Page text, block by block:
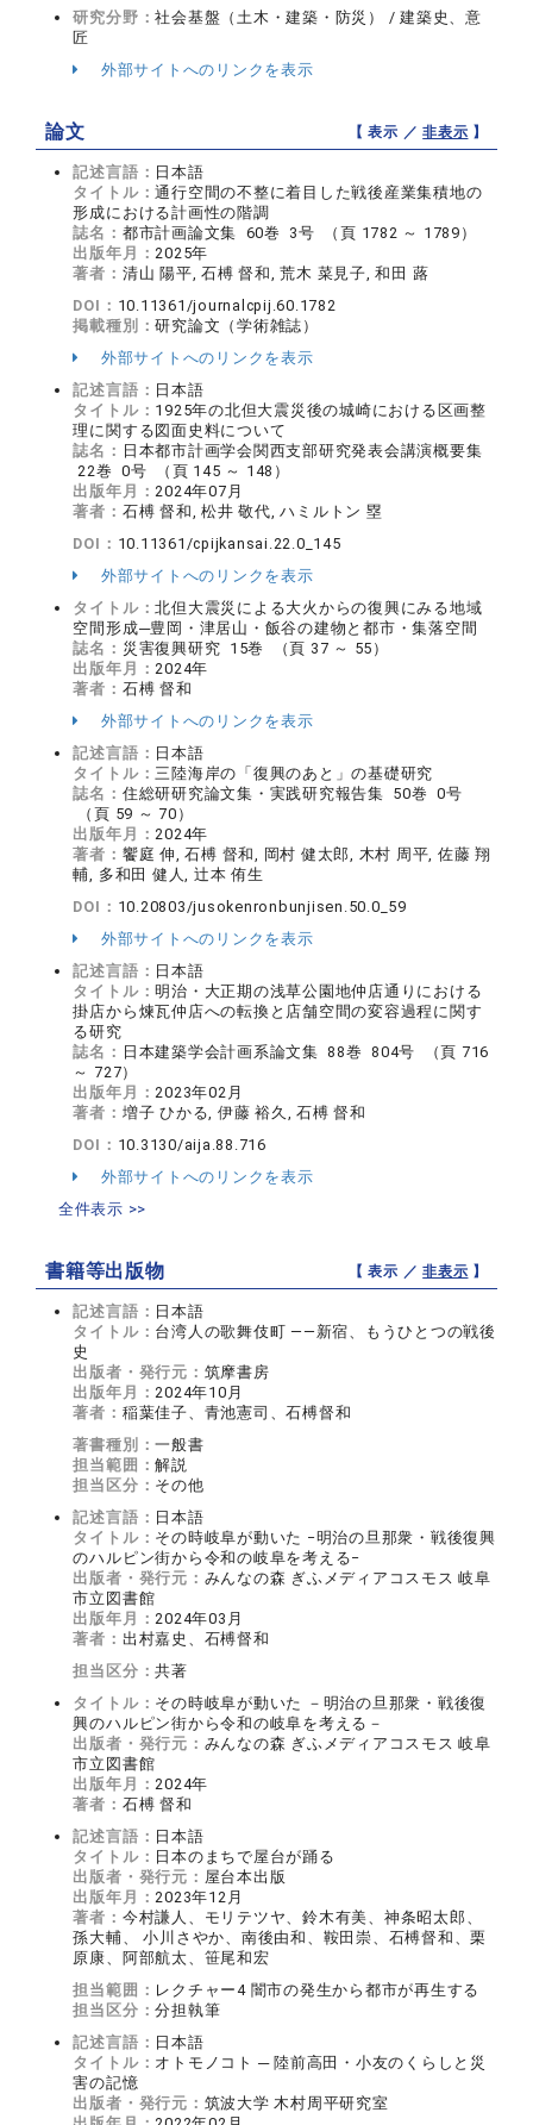
研究分野：社会基盤（土木・建築・防災） / 建築史、意
匠
外部サイトへのリンクを表示
論文 【 表示 ／非表示 】
記述言語： 日本語
タイトル：通行空間の不整に着目した戦後産業集積地の
形成における計画性の階調
誌名： 都市計画論文集 60巻 3号 （頁 1782 ～ 1789）
出版年月：2025年
著者： 清山 陽平, 石榑 督和, 荒木 菜見子, 和田 蕗
DOI： 10.11361/journalcpij.60.1782
掲載種別：研究論文（学術雑誌）
外部サイトへのリンクを表示
記述言語： 日本語
タイトル： 1925年の北但大震災後の城崎における区画整
理に関する図面史料について
誌名： 日本都市計画学会関西支部研究発表会講演概要集
22巻 0号 （頁 145 ～ 148）
出版年月：2024年07月
著者： 石榑 督和, 松井 敬代, ハミルトン 塁
DOI： 10.11361/cpijkansai.22.0_145
外部サイトへのリンクを表示
タイトル：北但大震災による大火からの復興にみる地域
空間形成─豊岡・津居山・飯谷の建物と都市・集落空間
誌名： 災害復興研究 15巻 （頁 37 ～ 55）
出版年月：2024年
著者： 石榑 督和
外部サイトへのリンクを表示
記述言語： 日本語
タイトル：三陸海岸の「復興のあと」の基礎研究
誌名： 住総研研究論文集・実践研究報告集 50巻 0号
（頁 59 ～ 70）
出版年月：2024年
著者： 饗庭 伸, 石榑 督和, 岡村 健太郎, 木村 周平, 佐藤 翔
輔, 多和田 健人, 辻本 侑生
DOI： 10.20803/jusokenronbunjisen.50.0_59
外部サイトへのリンクを表示
記述言語： 日本語
タイトル：明治・大正期の浅草公園地仲店通りにおける
掛店から煉瓦仲店への転換と店舗空間の変容過程に関す
る研究
誌名： 日本建築学会計画系論文集 88巻 804号 （頁 716
～ 727）
出版年月：2023年02月
著者： 増子 ひかる, 伊藤 裕久, 石榑 督和
DOI： 10.3130/aija.88.716
外部サイトへのリンクを表示
全件表示 >>
書籍等出版物 【 表示 ／非表示 】
記述言語： 日本語
タイトル： 台湾人の歌舞伎町 ——新宿、もうひとつの戦後
史
出版者・発行元： 筑摩書房
出版年月：2024年10月
著者： 稲葉佳子、青池憲司、石榑督和
著書種別：一般書
担当範囲：解説
担当区分： その他
記述言語： 日本語
タイトル： その時岐阜が動いた −明治の旦那衆・戦後復興
のハルピン街から令和の岐阜を考える−
出版者・発行元： みんなの森 ぎふメディアコスモス 岐阜
市立図書館
出版年月：2024年03月
著者： 出村嘉史、石榑督和
担当区分：共著
タイトル： その時岐阜が動いた －明治の旦那衆・戦後復
興のハルピン街から令和の岐阜を考える－
出版者・発行元： みんなの森 ぎふメディアコスモス 岐阜
市立図書館
出版年月：2024年
著者： 石榑 督和
記述言語： 日本語
タイトル： 日本のまちで屋台が踊る
出版者・発行元： 屋台本出版
出版年月：2023年12月
著者： 今村謙人、モリテツヤ、鈴木有美、神条昭太郎、
孫大輔、 小川さやか、南後由和、鞍田崇、石榑督和、栗
原康、阿部航太、笹尾和宏
担当範囲： レクチャー4 闇市の発生から都市が再生する
担当区分：分担執筆
記述言語： 日本語
タイトル： オトモノコト ─ 陸前高田・小友のくらしと災
害の記憶
出版者・発行元： 筑波大学 木村周平研究室